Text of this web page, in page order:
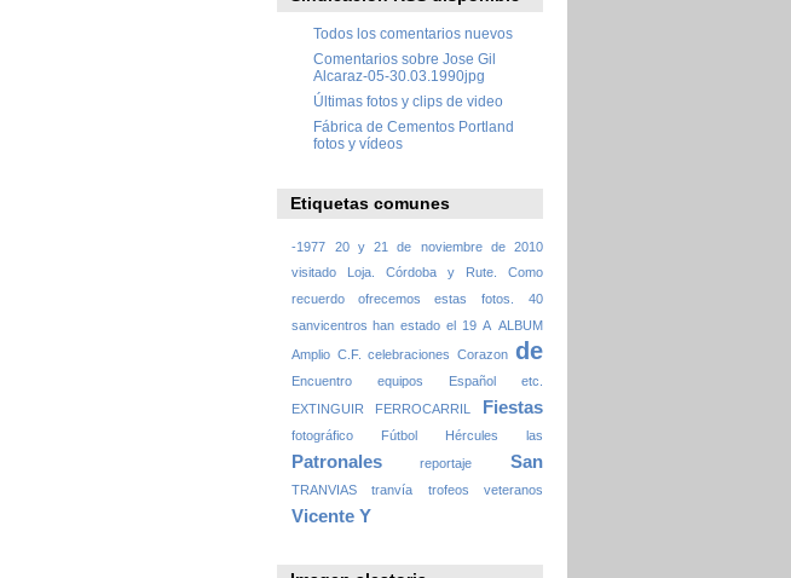
Todos los comentarios nuevos
Comentarios sobre Jose Gil
Alcaraz-05-30.03.1990jpg
Últimas fotos y clips de video
Fábrica de Cementos Portland
fotos y vídeos
Etiquetas comunes
-1977
20 y 21 de noviembre de 2010
visitado Loja. Córdoba y Rute. Como
recuerdo ofrecemos estas fotos.
40
sanvicentros han estado el 19 A ALBUM
Amplio C.F. celebraciones Corazon de
Encuentro equipos Español
etc.
EXTINGUIR
FERROCARRIL Fiestas
fotográfico Fútbol Hércules las
Patronales reportaje San
TRANVIAS tranvía trofeos veteranos
Vicente Y